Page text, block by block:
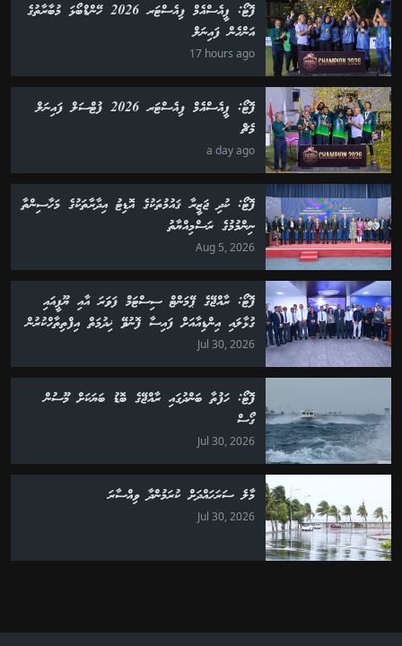
ފޮޓޯ: ޕީއެސްއެމް ފިއެސްޓަރ 2026 ހޭންޑްބޯޅަ މުބާރާތުގެ
އަންހެން ފައިނަލް
17 hours ago
ފޮޓޯ: ޕީއެސްއެމް ފިއެސްޓަރ 2026 ފުޓްސަލް ފައިނަލް
މެޗް
a day ago
ފޮޓޯ: ކުދި ޖަޒީރާ ޤައުމުތަކުގެ އޮޑިޓު އިދާރާތަކުގެ މަހާސިންތާ
ނިންމުމުގެ ރަސްމިއްޔާތު
Aug 5, 2026
ފޮޓޯ: ރާއްޖޭގެ ޕޭމަންޓް ސިސްޓަމް ފަވަރަ އާއި ޔޫޕީއައި
ގުޅާލައި އިންޑިއާއަށް ފައިސާ ފޮނުވޭ ޚިދުމަތް އިފްތިތާހްކުރުން
Jul 30, 2026
ފޮޓޯ: ހަފުތާ ބަންދުގައި ރާއްޖޭގެ ބޮޑު ބަޔަކަށް މޫސުން
ގޯސް
Jul 30, 2026
މާލެ ސަރަހައްދަށް ކުރަމުންދާ ވިއްސާރަ
Jul 30, 2026